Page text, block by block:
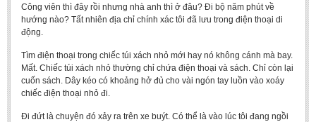
Vietnamese Folk Culture
Vietnamese Literature
Foreign Literatures & Comparative Literature
Công viên thì đây rồi nhưng nhà anh thì ở đâu? Đi bộ năm phút về
hướng nào? Tất nhiên địa chỉ chính xác tôi đã lưu trong điện thoại di
động.
Tìm điện thoại trong chiếc túi xách nhỏ mới hay nó không cánh mà bay.
Mất. Chiếc túi xách nhỏ thường chỉ chứa điện thoại và sách. Chỉ còn lại
cuốn sách. Dây kéo có khoảng hở đủ cho vài ngón tay luồn vào xoáy
chiếc điện thoại nhỏ đi.
Đi đứt là chuyện đó xảy ra trên xe buýt. Có thể là vào lúc tôi đang ngồi